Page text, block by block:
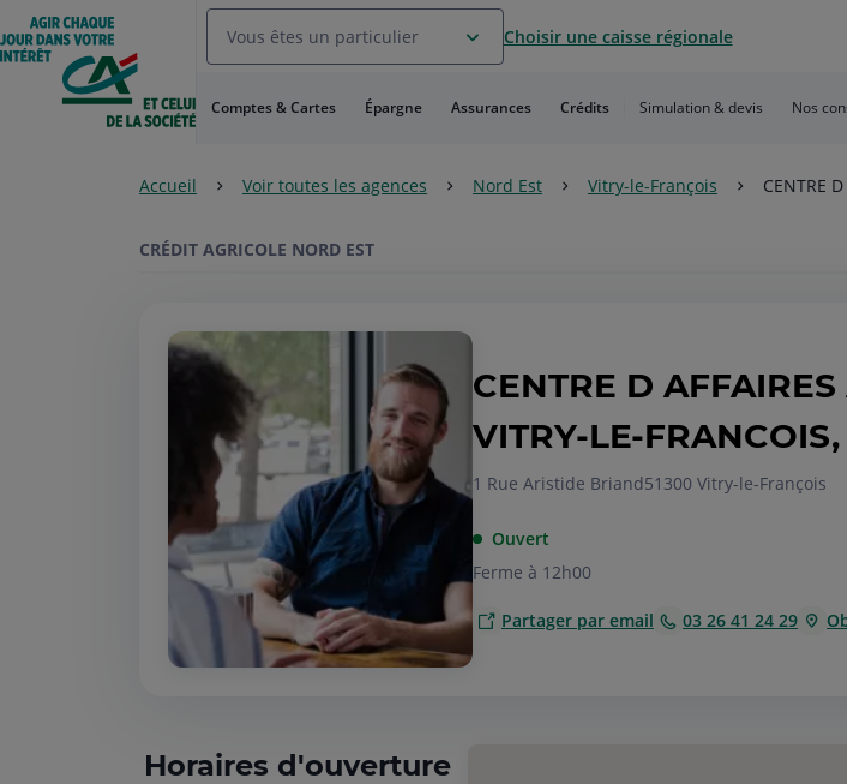
Aller
au
Menu
Aller au
Contenu
Vous êtes un particulier Choisir une caisse régionale
Comptes & Cartes Épargne Assurances Crédits Simulation & devis Nos
Accueil Voir toutes les agences Nord Est Vitry-le-François CENTRE
CRÉDIT AGRICOLE NORD EST
CENTRE D
VITRY-LE-
1 Rue Aristide Briand51300 Vitry-le-François
Ouvert
Ferme à 12h00
Partager par email 03 26 41 24 29
Horaires d'ouverture